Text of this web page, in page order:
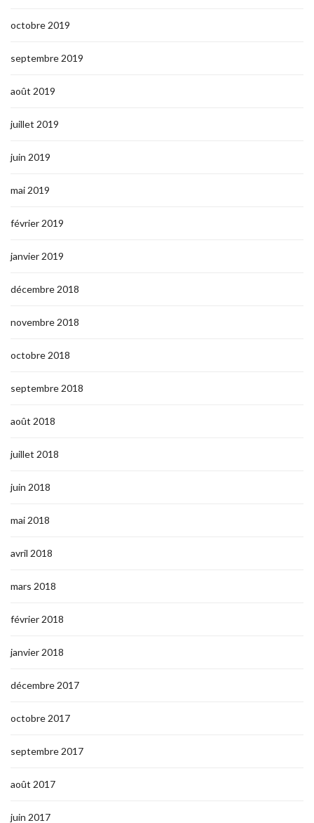
octobre 2019
septembre 2019
août 2019
juillet 2019
juin 2019
mai 2019
février 2019
janvier 2019
décembre 2018
novembre 2018
octobre 2018
septembre 2018
août 2018
juillet 2018
juin 2018
mai 2018
avril 2018
mars 2018
février 2018
janvier 2018
décembre 2017
octobre 2017
septembre 2017
août 2017
juin 2017